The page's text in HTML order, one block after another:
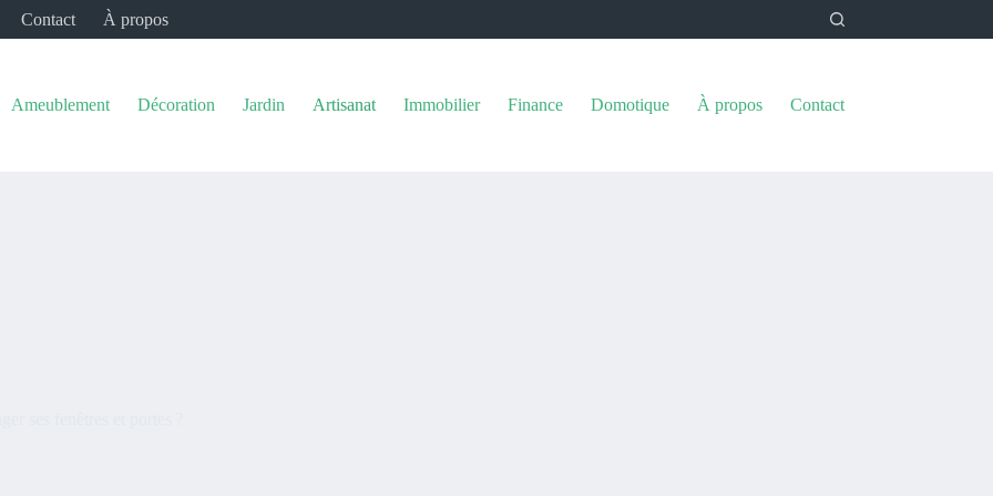
Contact À propos
Ameublement Décoration Jardin Artisanat Immobilier Finance Domotique À propos Contact